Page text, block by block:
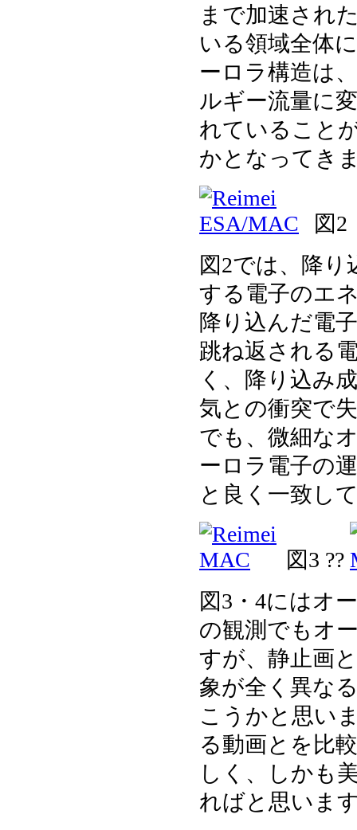
まで加速され
いる領域全体
ーロラ構造は
ルギー流量に
れていること
かとなってき
図2
図2では、降
する電子のエ
降り込んだ電
跳ね返される
く、降り込み
気との衝突で
でも、微細な
ーロラ電子の
と良く一致し
図3 ??
図3・4にはオ
の観測でもオ
すが、静止画
象が全く異な
こうかと思い
る動画とを比
しく、しかも
ればと思いま